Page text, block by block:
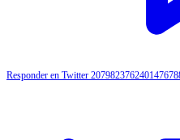
Responder en Twitter